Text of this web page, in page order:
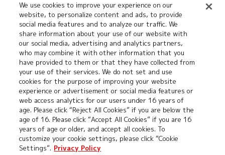
お問い合わせ
©本郷あきよし・フジテレビ・東映アニメーション
We use cookies to improve your experience on our
website, to personalize content and ads, to provide
social media features and to analyze our traffic. We
share information about your use of our website with
our social media, advertising and analytics partners,
who may combine it with other information that you
have provided to them or that they have collected from
your use of their services. We do not set and use
cookies for the purpose of improving your website
experience or advertisement or social media features or
web access analytics for our users under 16 years of
age. Please click “Reject All Cookies” if you are below the
age of 16. Please click “Accept All Cookies” if you are 16
years of age or older, and accept all cookies. To
customize your cookie settings, please click “Cookie
Settings”. Privacy Policy